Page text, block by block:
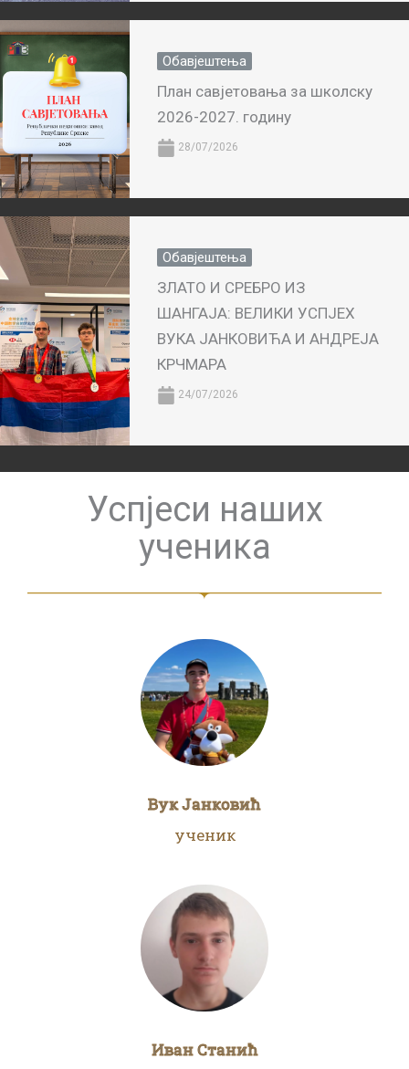
Обавјештења
План савјетовања за школску
2026-2027. годину
28/07/2026
Обавјештења
ЗЛАТО И СРЕБРО ИЗ
ШАНГАЈА: ВЕЛИКИ УСПЈЕХ
ВУКА ЈАНКОВИЋА И АНДРЕЈА
КРЧМАРА
24/07/2026
Успјеси наших
ученика
Вук Јанковић
ученик
Иван Станић